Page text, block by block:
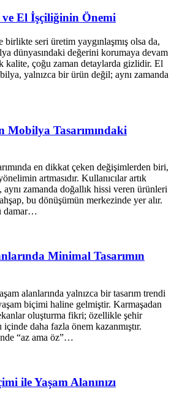
El İşçiliğinin Önemi
seri üretim yaygınlaşmış olsa da,
dünyasındaki değerini korumaya devam
kalite, çoğu zaman detaylarda gizlidir. El
yalnızca bir ürün değil; aynı zamanda
Mobilya Tasarımındaki
en dikkat çeken değişimlerden biri,
artmasıdır. Kullanıcılar artık
aynı zamanda doğallık hissi veren ürünleri
bu dönüşümün merkezinde yer alır.
damar…
Minimal Tasarımın
alanlarında yalnızca bir tasarım trendi
biçimi haline gelmiştir. Karmaşadan
oluşturma fikri; özellikle şehir
içinde daha fazla önem kazanmıştır.
“az ama öz”…
ile Yaşam Alanınızı